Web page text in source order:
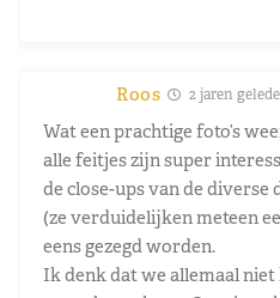
Roos 2 jaren
Wat een prachtige foto’s
alle feitjes zijn super
de close-ups van de diverse
(ze verduidelijken meteen
eens gezegd worden.
Ik denk dat we allemaal